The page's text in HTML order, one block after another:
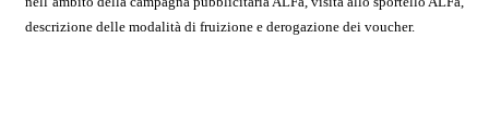
descrizione delle modalità di fruizione e derogazione dei voucher.